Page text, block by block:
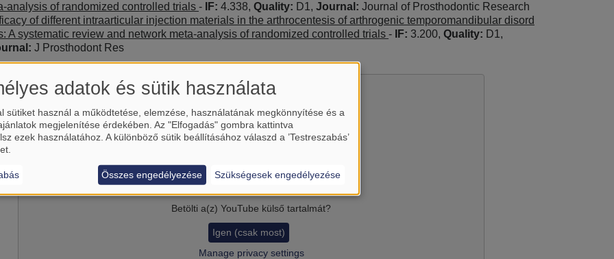
analysis of randomized controlled trials - IF: 4.338, Quality: D1, Journal: Journal of Prosthodontic Research
of different intraarticular injection materials in the arthrocentesis of arthrogenic temporomandibular disord
A systematic review and network meta-analysis of randomized controlled trials - IF: 3.200, Quality: D1,
J Prosthodont Res
Betölti a(z) YouTube külső tartalmát?
Igen (csak most)
Manage privacy settings
adatok és sütik használata
sütiket használ a működtetése, elemzése, használatának megkönnyítése és a
megjelenítése érdekében. Az "Elfogadás" gombra kattintva
ezek használatához. A különböző sütik beállításához válaszd a ’Testreszabás’
Szükségesek engedélyezése
Összes engedélyezése